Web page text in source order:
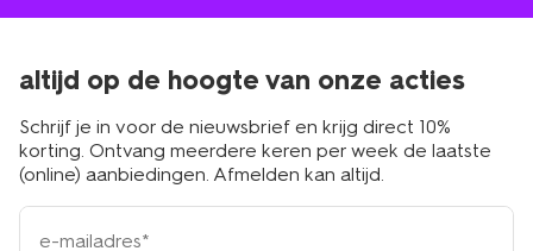
altijd op de hoogte van onze acties
Schrijf je in voor de nieuwsbrief en krijg direct 10%
korting. Ontvang meerdere keren per week de laatste
(online) aanbiedingen. Afmelden kan altijd.
e-
mailadres